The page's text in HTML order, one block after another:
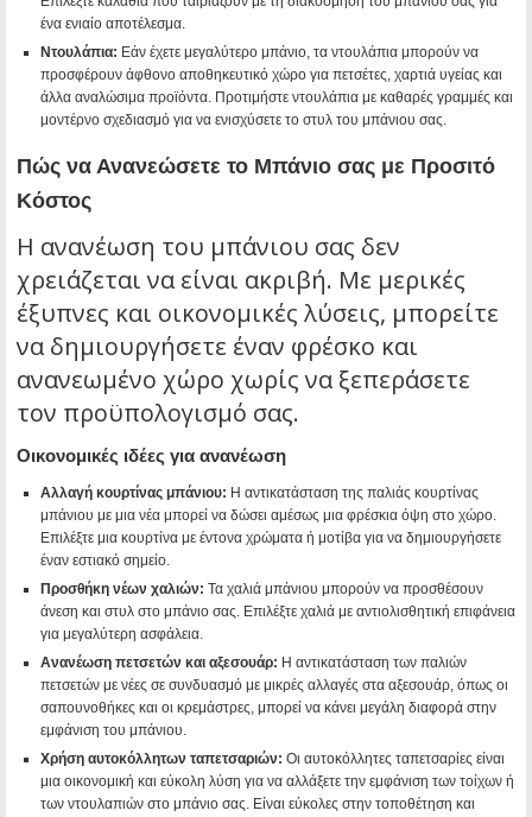
ένα ενιαίο αποτέλεσμα.
Ντουλάπια: Εάν έχετε μεγαλύτερο μπάνιο, τα ντουλάπια μπορούν να
προσφέρουν άφθονο αποθηκευτικό χώρο για πετσέτες, χαρτιά υγείας και
άλλα αναλώσιμα προϊόντα. Προτιμήστε ντουλάπια με καθαρές γραμμές και
μοντέρνο σχεδιασμό για να ενισχύσετε το στυλ του μπάνιου σας.
Πώς να Ανανεώσετε το Μπάνιο σας με Προσιτό
Κόστος
Η ανανέωση του μπάνιου σας δεν
χρειάζεται να είναι ακριβή. Με μερικές
έξυπνες και οικονομικές λύσεις, μπορείτε
να δημιουργήσετε έναν φρέσκο και
ανανεωμένο χώρο χωρίς να ξεπεράσετε
τον προϋπολογισμό σας.
Οικονομικές ιδέες για ανανέωση
Αλλαγή κουρτίνας μπάνιου: Η αντικατάσταση της παλιάς κουρτίνας
μπάνιου με μια νέα μπορεί να δώσει αμέσως μια φρέσκια όψη στο χώρο.
Επιλέξτε μια κουρτίνα με έντονα χρώματα ή μοτίβα για να δημιουργήσετε
έναν εστιακό σημείο.
Προσθήκη νέων χαλιών: Τα χαλιά μπάνιου μπορούν να προσθέσουν
άνεση και στυλ στο μπάνιο σας. Επιλέξτε χαλιά με αντιολισθητική επιφάνεια
για μεγαλύτερη ασφάλεια.
Ανανέωση πετσετών και αξεσουάρ: Η αντικατάσταση των παλιών
πετσετών με νέες σε συνδυασμό με μικρές αλλαγές στα αξεσουάρ, όπως οι
σαπουνοθήκες και οι κρεμάστρες, μπορεί να κάνει μεγάλη διαφορά στην
εμφάνιση του μπάνιου.
Χρήση αυτοκόλλητων ταπετσαριών: Οι αυτοκόλλητες ταπετσαρίες είναι
μια οικονομική και εύκολη λύση για να αλλάξετε την εμφάνιση των τοίχων ή
των ντουλαπιών στο μπάνιο σας. Είναι εύκολες στην τοποθέτηση και